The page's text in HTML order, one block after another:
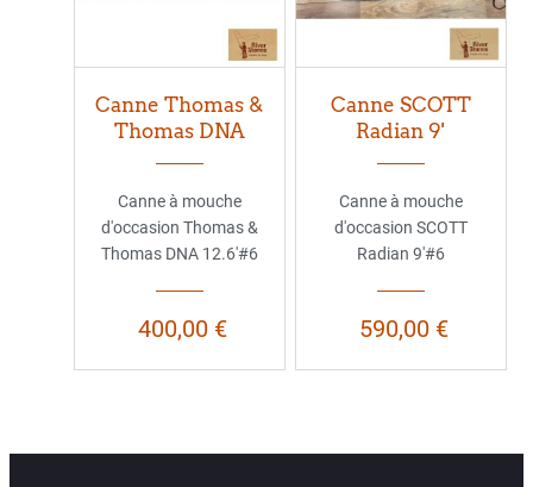
Canne Thomas &
Thomas DNA
Canne à mouche
d'occasion Thomas &
Thomas DNA 12.6'#6
400,00 €
Canne SCOTT
Radian 9'
Canne à mouche
d'occasion SCOTT
Radian 9'#6
590,00 €